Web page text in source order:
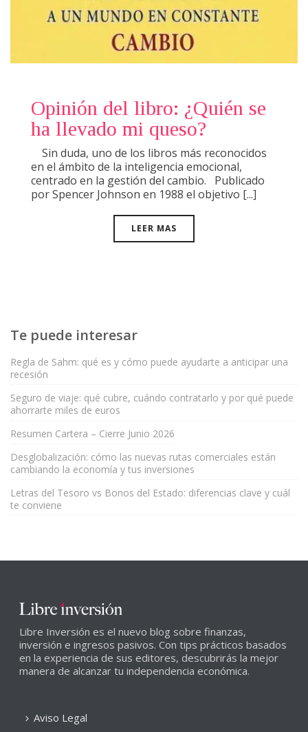
Opinión del libro: ¿Quién se
ha llevado mi queso?
Sin duda, uno de los libros más reconocidos
en el ámbito de la inteligencia emocional,
centrado en la gestión del cambio. Publicado
por Spencer Johnson en 1988 el objetivo [...]
LEER MAS
Te puede interesar
Regla de Sahm: qué es y cómo puede ayudarte a anticipar una
recesión
Seguro de viaje: qué cubre, cuándo contratarlo y por qué puede
ahorrarte miles de euros
Resumen Cartera – Cierre Junio 2026
Desglobalización: cómo las nuevas rutas comerciales están
cambiando la economía y tus inversiones
Letras del Tesoro vs Bonos del Estado: diferencias clave y cuál
te conviene
Libre Inversión es el nuevo blog sobre finanzas,
inversión e ingresos pasivos. Con tips prácticos basados
en la experiencia de sus editores, descubrirás la mejor
manera de alcanzar tu independencia económica.
Aviso Legal